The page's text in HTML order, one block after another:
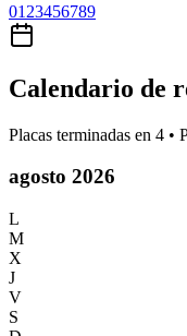
01 23456789
Calendario de
Placas terminadas en 4 •
agosto 2026
L
M
X
J
V
S